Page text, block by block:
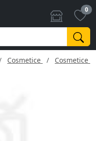
0
Cosmetice Cosmetice